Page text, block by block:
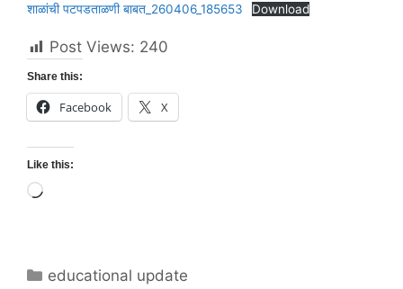
शाळांची पटपडताळणी बाबत_260406_185653 Download
Post Views: 240
Share this:
Facebook X
Like this:
Loading…
Categories
educational update